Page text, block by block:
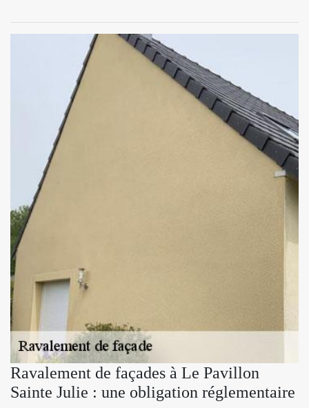
Ravalement de façades à Le Pavillon
Sainte Julie : une obligation réglementaire